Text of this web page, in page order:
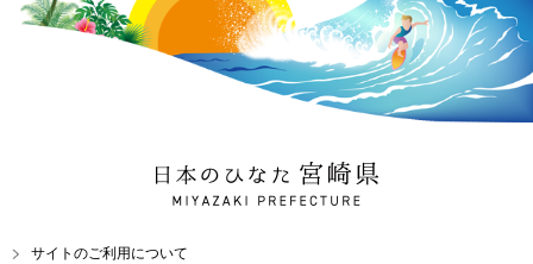
日本のひなた 宮崎県
MIYAZAKI PREFECTURE
サイトのご利用について